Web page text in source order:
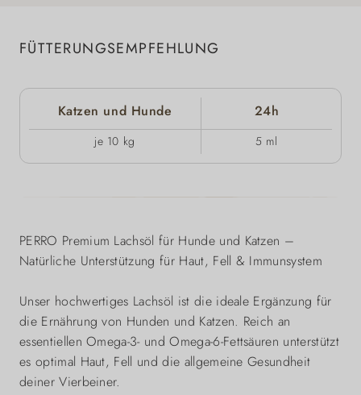
FÜTTERUNGSEMPFEHLUNG
Katzen und Hunde 24h
je 10 kg 5 ml
PERRO Premium Lachsöl für Hunde und Katzen –
Natürliche Unterstützung für Haut, Fell & Immunsystem
Unser hochwertiges Lachsöl ist die ideale Ergänzung für
die Ernährung von Hunden und Katzen. Reich an
essentiellen Omega-3- und Omega-6-Fettsäuren unterstützt
es optimal Haut, Fell und die allgemeine Gesundheit
deiner Vierbeiner.